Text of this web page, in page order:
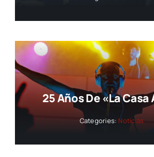
25 Años De «La Casa
Categories: Noticias